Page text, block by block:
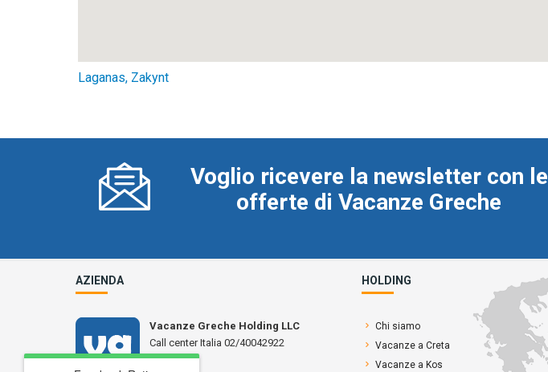
Laganas, Zakynt
Voglio ricevere la newsletter con le
offerte di Vacanze Greche
AZIENDA HOLDING
Vacanze Greche Holding LLC
Call center Italia 02/40042922
N° L 17359
Chi siamo
Vacanze a Creta
Vacanze a Kos